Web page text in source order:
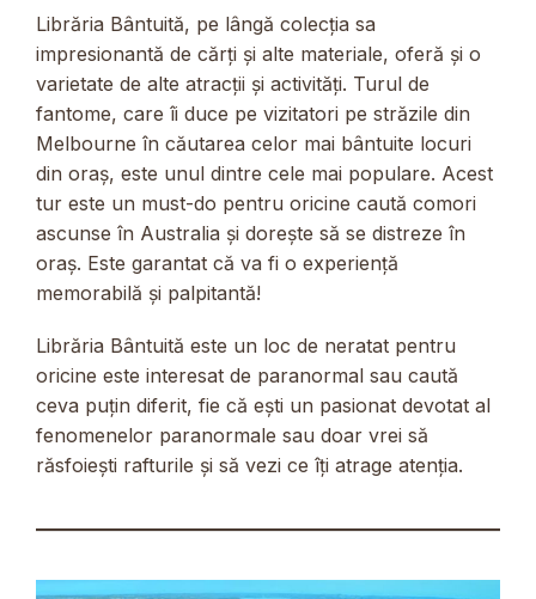
Librăria Bântuită, pe lângă colecția sa
impresionantă de cărți și alte materiale, oferă și o
varietate de alte atracții și activități. Turul de
fantome, care îi duce pe vizitatori pe străzile din
Melbourne în căutarea celor mai bântuite locuri
din oraș, este unul dintre cele mai populare. Acest
tur este un must-do pentru oricine caută comori
ascunse în Australia și dorește să se distreze în
oraș. Este garantat că va fi o experiență
memorabilă și palpitantă!
Librăria Bântuită este un loc de neratat pentru
oricine este interesat de paranormal sau caută
ceva puțin diferit, fie că ești un pasionat devotat al
fenomenelor paranormale sau doar vrei să
răsfoiești rafturile și să vezi ce îți atrage atenția.